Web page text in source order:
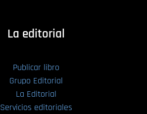
La editorial
Publicar libro
Grupo Editorial
La Editorial
Servicios editoriales